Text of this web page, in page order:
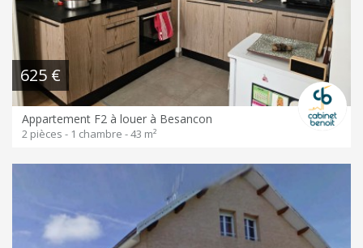
625 €
Appartement F2 à louer à Besancon
2 pièces - 1 chambre - 43 m²